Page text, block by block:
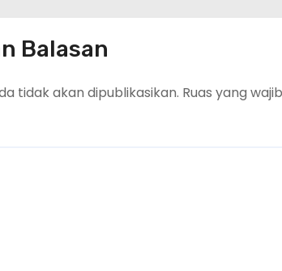
Balasan
tidak akan dipublikasikan. Ruas yang